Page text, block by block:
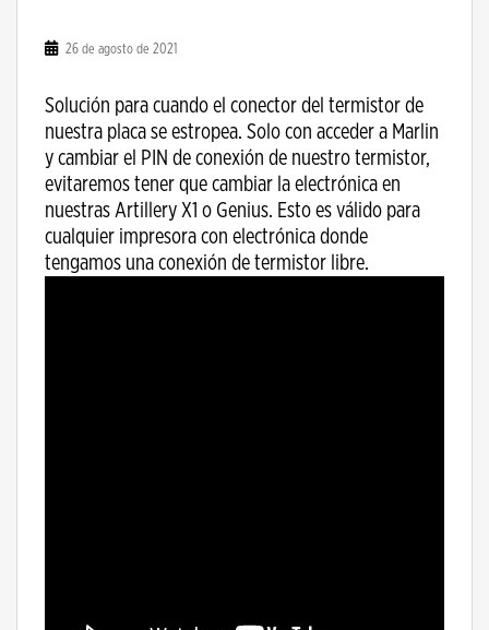
26 de agosto de 2021
Solución para cuando el conector del termistor de
nuestra placa se estropea. Solo con acceder a Marlin
y cambiar el PIN de conexión de nuestro termistor,
evitaremos tener que cambiar la electrónica en
nuestras Artillery X1 o Genius. Esto es válido para
cualquier impresora con electrónica donde
tengamos una conexión de termistor libre.